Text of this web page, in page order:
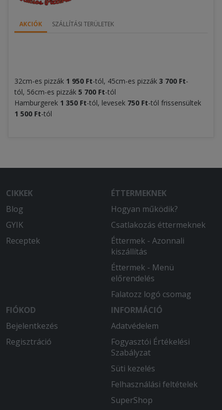
AKCIÓK SZÁLLÍTÁSI TERÜLETEK
32cm-es pizzák 1 950 Ft-tól, 45cm-es pizzák 3 700 Ft-
tól, 56cm-es pizzák 5 700 Ft-tól
Hamburgerek 1 350 Ft-tól, levesek 750 Ft-tól frissensültek
1 500 Ft-tól
CIKKEK
Blog
GYIK
Receptek
ÉTTERMEKNEK
Hogyan működik?
Csatlakozás éttermeknek
Éttermek - Azonnali
kiszállítás
Éttermek - Menü
előrendelés
Falatozz logó csomag
FIÓKOD
Bejelentkezés
Regisztráció
INFORMÁCIÓ
Adatvédelem
Fogyasztói Értékelési
Szabályzat
Süti kezelés
Felhasználási feltételek
SuperShop